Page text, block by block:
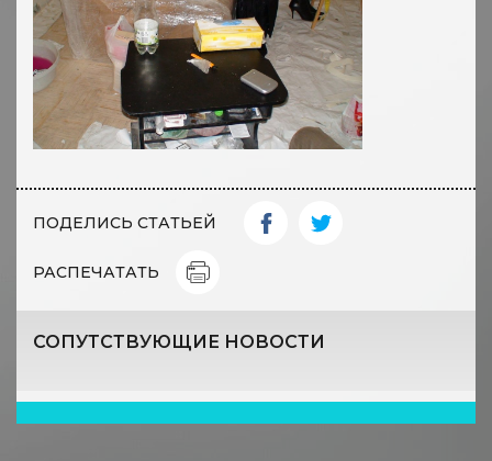
ПОДЕЛИСЬ СТАТЬЕЙ
РАСПЕЧАТАТЬ
СОПУТСТВУЮЩИЕ НОВОСТИ